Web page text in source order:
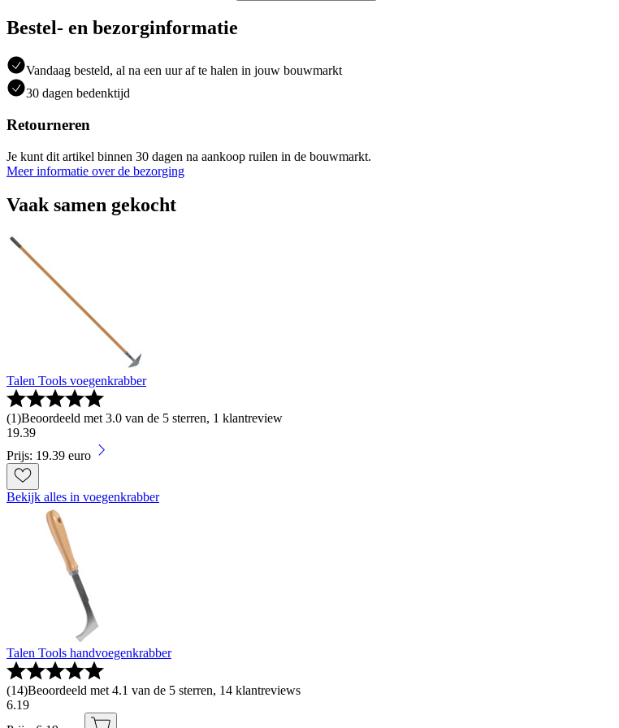
Bestel- en bezorginformatie
Vandaag besteld, al na een uur af te halen in jouw bouwmarkt
30 dagen bedenktijd
Retourneren
Je kunt dit artikel binnen 30 dagen na aankoop ruilen in de bouwmarkt.
Meer informatie over de bezorging
Vaak samen gekocht
Talen Tools voegenkrabber
(1)Beoordeeld met 3.0 van de 5 sterren, 1 klantreview
19.39
Prijs: 19.39 euro
Bekijk alles in voegenkrabber
Talen Tools handvoegenkrabber
(14)Beoordeeld met 4.1 van de 5 sterren, 14 klantreviews
6.19